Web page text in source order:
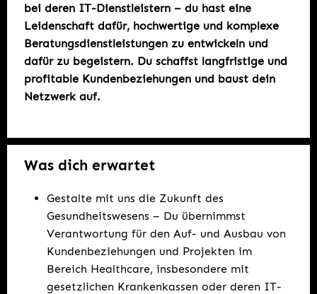
bei deren IT-Dienstleistern – du hast eine
Leidenschaft dafür, hochwertige und komplexe
Beratungsdienstleistungen zu entwickeln und
dafür zu begeistern. Du schaffst langfristige und
profitable Kundenbeziehungen und baust dein
Netzwerk auf.
Was dich erwartet
Gestalte mit uns die Zukunft des
Gesundheitswesens – Du übernimmst
Verantwortung für den Auf- und Ausbau von
Kundenbeziehungen und Projekten im
Bereich Healthcare, insbesondere mit
gesetzlichen Krankenkassen oder deren IT-